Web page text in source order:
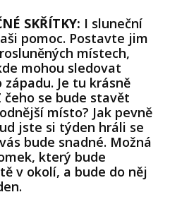
SKŘÍTKY: I sluneční
pomoc. Postavte jim
místech,
mohou sledovat
Je tu krásně
čeho se bude stavět
místo? Jak pevně
jste si týden hráli se
bude snadné. Možná
který bude
v okolí, a bude do něj